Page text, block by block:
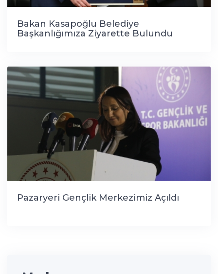
Bakan Kasapoğlu Belediye
Başkanlığımıza Ziyarette Bulundu
Pazaryeri Gençlik Merkezimiz Açıldı